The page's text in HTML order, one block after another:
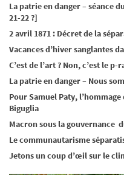
La patrie en danger – séance
21-22 ?]
2 avril 1871 : Décret de la
Vacances d’hiver sanglantes
C’est de l’art ? Non, c’est le p-
La patrie en danger – Nous
Pour Samuel Paty,
Biguglia
Macron sous la gouvernance
Le communautarisme
Jetons un coup d’œil sur le